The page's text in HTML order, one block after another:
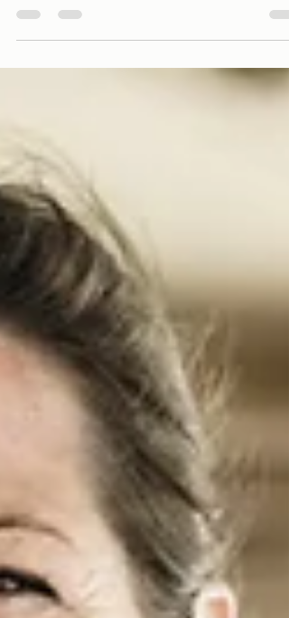
Schließlich ist es Teil des Au-pair Programms